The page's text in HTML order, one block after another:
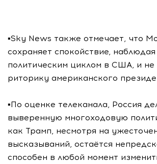
▪️Sky News также отмечает, что
сохраняет спокойствие,
политическим циклом в США, и не
риторику американского
▪️По оценке телеканала, Россия
выверенную многоходовую
как Трамп, несмотря на
высказываний, остаётся
способен в любой момент